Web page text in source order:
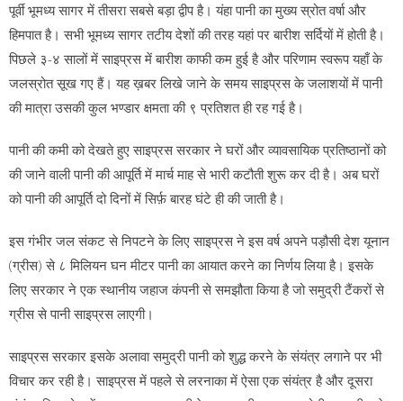
पूर्वी भूमध्य सागर में तीसरा सबसे बड़ा द्वीप है। यंहा पानी का मुख्य स्रोत वर्षा और
हिमपात है। सभी भूमध्य सागर तटीय देशों की तरह यहां पर बारीश सर्दियों में होती है।
पिछले ३-४ सालों में साइप्रस में बारीश काफी कम हुई है और परिणाम स्वरूप यहाँ के
जलस्रोत सूख गए हैं। यह ख़बर लिखे जाने के समय साइप्रस के जलाशयों में पानी
की मात्रा उसकी कुल भण्डार क्षमता की ९ प्रतिशत ही रह गई है।
पानी की कमी को देखते हुए साइप्रस सरकार ने घरों और व्यावसायिक प्रतिष्ठानों को
की जाने वाली पानी की आपूर्ति में मार्च माह से भारी कटौती शुरू कर दी है। अब घरों
को पानी की आपूर्ति दो दिनों में सिर्फ़ बारह घंटे ही की जाती है।
इस गंभीर जल संकट से निपटने के लिए साइप्रस ने इस वर्ष अपने पड़ौसी देश यूनान
(ग्रीस) से ८ मिलियन घन मीटर पानी का आयात करने का निर्णय लिया है। इसके
लिए सरकार ने एक स्थानीय जहाज कंपनी से समझौता किया है जो समुद्री टैंकरों से
ग्रीस से पानी साइप्रस लाएगी।
साइप्रस सरकार इसके अलावा समुद्री पानी को शुद्ध करने के संयंत्र लगाने पर भी
विचार कर रही है। साइप्रस में पहले से लरनाका में ऐसा एक संयंत्र है और दूसरा